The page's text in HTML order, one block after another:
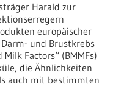
Harald zur
europäischer
und Brustkrebs
Factors“ (BMMFs)
die Ähnlichkeiten
auch mit bestimmten